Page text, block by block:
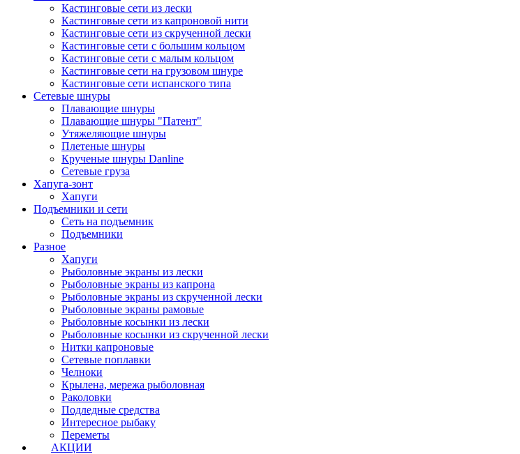
Кастинговые сети из лески
Кастинговые сети из капроновой нити
Кастинговые сети из скрученной лески
Кастинговые сети с большим кольцом
Кастинговые сети с малым кольцом
Кастинговые сети на грузовом шнуре
Кастинговые сети испанского типа
Сетевые шнуры
Плавающие шнуры
Плавающие шнуры "Патент"
Утяжеляющие шнуры
Плетеные шнуры
Крученые шнуры Danline
Сетевые груза
Хапуга-зонт
Хапуги
Подъемники и сети
Сеть на подъемник
Подъемники
Разное
Хапуги
Рыболовные экраны из лески
Рыболовные экраны из капрона
Рыболовные экраны из скрученной лески
Рыболовные экраны рамовые
Рыболовные косынки из лески
Рыболовные косынки из скрученной лески
Нитки капроновые
Сетевые поплавки
Челноки
Крылена, мережа рыболовная
Раколовки
Подледные средства
Интересное рыбаку
Переметы
АКЦИИ